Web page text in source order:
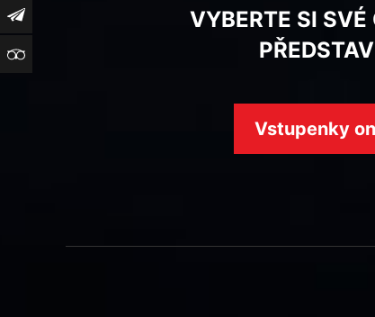
Newsletter
TripAdvisor
VYBERTE SI SVÉ
Vstupenky